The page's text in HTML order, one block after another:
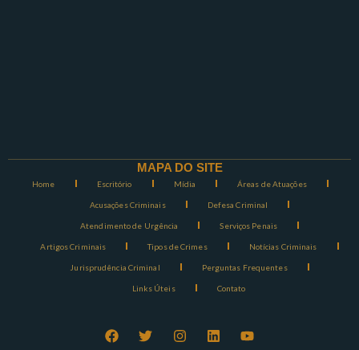
MAPA DO SITE
Home Escritório Mídia Áreas de Atuações
Acusações Criminais Defesa Criminal
Atendimento de Urgência Serviços Penais
Artigos Criminais Tipos de Crimes Notícias Criminais
Jurisprudência Criminal Perguntas Frequentes
Links Úteis Contato